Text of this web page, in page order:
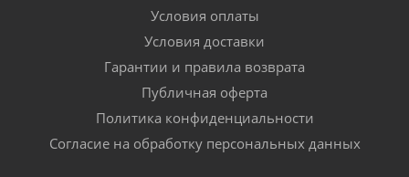
Условия оплаты
Условия доставки
Гарантии и правила возврата
Публичная оферта
Политика конфиденциальности
Согласие на обработку персональных данных